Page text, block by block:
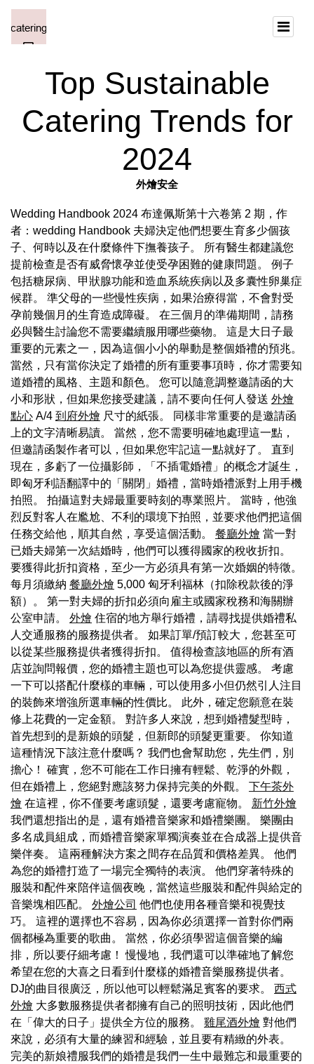
Top Sustainable
Catering Trends for
2024
外燴安全
Wedding Handbook 2024 布達佩斯第十六卷第 2 期，作
者：wedding Handbook 夫婦決定他們想要生育多少個孩
子、何時以及在什麼條件下撫養孩子。 所有醫生都建議您
提前檢查是否有威脅懷孕並使受孕困難的健康問題。 例子
包括糖尿病、甲狀腺功能和造血系統疾病以及多囊性卵巢症
候群。 準父母的一些慢性疾病，如果治療得當，不會對受
孕前幾個月的生育造成障礙。 在三個月的準備期間，請務
必與醫生討論您不需要繼續服用哪些藥物。 這是大日子最
重要的元素之一，因為這個小小的舉動是整個婚禮的預兆。
當然，只有當你決定了婚禮的所有重要事項時，你才需要知
道婚禮的風格、主題和顏色。 您可以隨意調整邀請函的大
小和形狀，但如果您接受建議，請不要向任何人發送 外燴
點心 A/4 到府外燴 尺寸的紙張。 同樣非常重要的是邀請函
上的文字清晰易讀。 當然，您不需要明確地處理這一點，
但邀請函製作者可以，但如果您牢記這一點就好了。 直到
現在，多虧了一位攝影師，「不插電婚禮」的概念才誕生，
即匈牙利語翻譯中的「關閉」婚禮，當時婚禮派對上用手機
拍照。 拍攝這對夫婦最重要時刻的專業照片。 當時，他強
烈反對客人在尷尬、不利的環境下拍照，並要求他們把這個
任務交給他，順其自然，享受這個活動。 餐廳外燴 當一對
已婚夫婦第一次結婚時，他們可以獲得國家的稅收折扣。
要獲得此折扣資格，至少一方必須具有第一次婚姻的特徵。
每月須繳納 餐廳外燴 5,000 匈牙利福林（扣除稅款後的淨
額）。 第一對夫婦的折扣必須向雇主或國家稅務和海關辦
公室申請。 外燴 住宿的地方舉行婚禮，請尋找提供婚禮私
人交通服務的服務提供者。 如果訂單/預訂較大，您甚至可
以從某些服務提供者獲得折扣。 值得檢查該地區的所有酒
店並詢問報價，您的婚禮主題也可以為您提供靈感。 考慮
一下可以搭配什麼樣的車輛，可以使用多小但仍然引人注目
的裝飾來增強所選車輛的性價比。 此外，確定您願意在裝
修上花費的一定金額。 對許多人來說，想到婚禮髮型時，
首先想到的是新娘的頭髮，但新郎的頭髮更重要。 你知道
這種情況下該注意什麼嗎？ 我們也會幫助您，先生們，別
擔心！ 確實，您不可能在工作日擁有輕鬆、乾淨的外觀，
但在婚禮上，您絕對應該努力保持完美的外觀。 下午茶外
燴 在這裡，你不僅要考慮頭髮，還要考慮寵物。 新竹外燴
我們還想指出的是，還有婚禮音樂家和婚禮樂團。 樂團由
多名成員組成，而婚禮音樂家單獨演奏並在合成器上提供音
樂伴奏。 這兩種解決方案之間存在品質和價格差異。 他們
為您的婚禮打造了一場完全獨特的表演。 他們穿著特殊的
服裝和配件來陪伴這個夜晚，當然這些服裝和配件與給定的
音樂塊相匹配。 外燴公司 他們也使用各種音樂和視覺技
巧。 這裡的選擇也不容易，因為你必須選擇一首對你們兩
個都極為重要的歌曲。 當然，你必須學習這個音樂的編
排，所以要仔細考慮！ 慢慢地，我們還可以準確地了解您
希望在您的大喜之日看到什麼樣的婚禮音樂服務提供者。
DJ的曲目很廣泛，所以他可以輕鬆滿足賓客的要求。 西式
外燴 大多數服務提供者都擁有自己的照明技術，因此他們
在「偉大的日子」提供全方位的服務。 雞尾酒外燴 對他們
來說，必須有大量的練習和經驗，並且要有精緻的外表。
完美的新娘禮服我們的婚禮是我們一生中最難忘和最重要的